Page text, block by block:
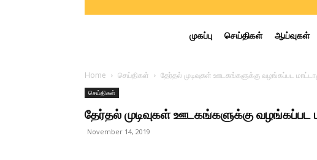
முகப்பு செய்திகள் ஆய்வுகள்
Home செய்திகள் தேர்தல் முடிவுகள் ஊடகங்களுக்கு வழங்கப்பட
செய்திகள்
தேர்தல் முடிவுகள் ஊடகங்களுக்கு வழங்கப்பட
November 14, 2019